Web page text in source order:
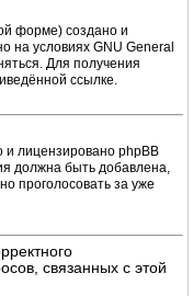
форме) создано и
на условиях GNU General
Для получения
ссылке.
лицензировано phpBB
должна быть добавлена,
проголосовать за уже
связанных с этой